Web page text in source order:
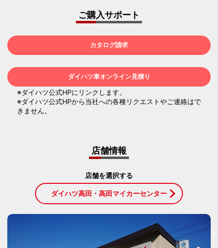
ご購入サポート
カタログ請求
ダイハツ車オンライン見積り
※ダイハツ公式HPにリンクします。
※ダイハツ公式HPから当社への各種リクエストやご連絡はで
きません。
店舗情報
店舗を選択する
ダイハツ高田・高田マイカーセンター